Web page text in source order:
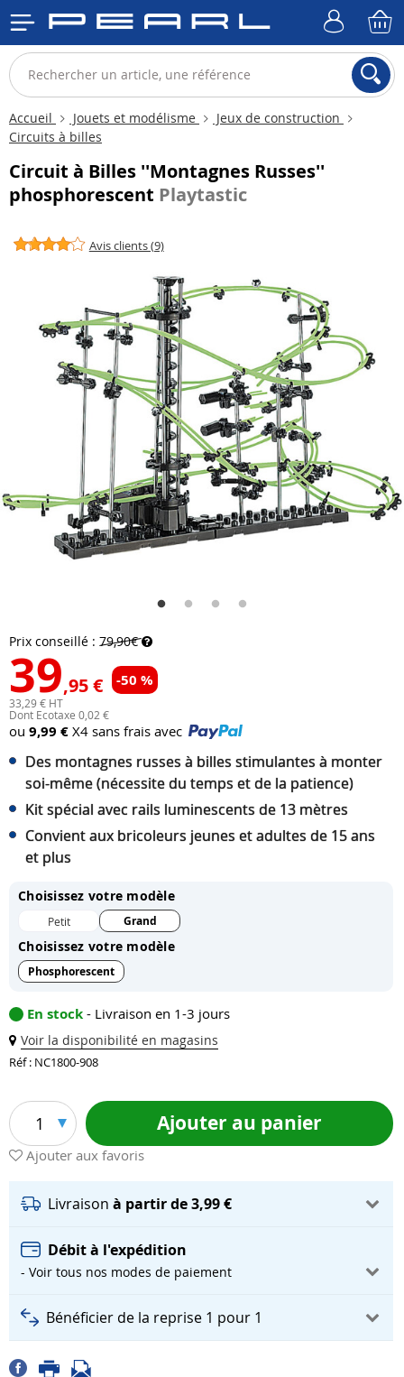
Accueil Jouets et modélisme
Jeux de construction
Circuits à billes
Circuit à Billes ''Montagnes Russes''
phosphorescent Playtastic
Avis clients (9)
Prix conseillé : 79,90€
39,95 € -50 %
33,29 € HT
Dont Ecotaxe 0,02 €
ou 9,99 € X4 sans frais avec
Des montagnes russes à billes stimulantes à monter
soi-même (nécessite du temps et de la patience)
Kit spécial avec rails luminescents de 13 mètres
Convient aux bricoleurs jeunes et adultes de 15 ans
et plus
Choisissez votre modèle
Petit Grand
Choisissez votre modèle
Phosphorescent
En stock - Livraison en 1-3 jours
Voir la disponibilité en magasins
Réf : NC1800-908
1 Ajouter au panier
Ajouter aux favoris
Livraison à partir de 3,99 €
Débit à l'expédition
- Voir tous nos modes de paiement
Bénéficier de la reprise 1 pour 1